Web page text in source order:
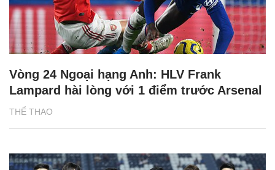
THỂ THAO
Vòng 24 Ngoại hạng Anh: HLV Frank
Lampard hài lòng với 1 điểm trước Arsenal